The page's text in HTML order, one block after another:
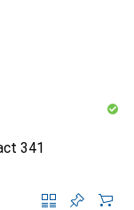
341